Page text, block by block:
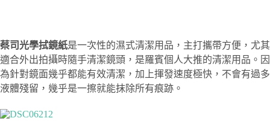
蔡司光學拭鏡紙是一次性的濕式清潔用品，主打攜帶方便，尤其
適合外出拍攝時隨手清潔鏡頭，是羅賓個人大推的清潔用品。因
為針對鏡面幾乎都能有效清潔，加上揮發速度極快，不會有過多
液體殘留，幾乎是一擦就能抹除所有痕跡。